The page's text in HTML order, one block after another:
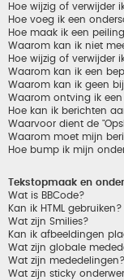
Hoe wijzig of verwijder
Hoe voeg ik een
Hoe maak ik een
Waarom kan ik niet
Hoe wijzig of verwijder
Waarom kan ik een
Waarom kan ik geen
Waarom ontving ik
Hoe kan ik berichten
Waarvoor dient de
Waarom moet mijn
Hoe bump ik mijn
Tekstopmaak en
Wat is BBCode?
Kan ik HTML gebruiken?
Wat zijn Smilies?
Kan ik afbeeldingen
Wat zijn globale
Wat zijn mededelingen?
Wat zijn sticky